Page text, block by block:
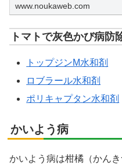
www.noukaweb.com
トマトで灰色かび病防
トップジンM水和剤
ロブラール水和剤
ポリキャプタン水和剤
かいよう病
かいよう病は柑橘（かん